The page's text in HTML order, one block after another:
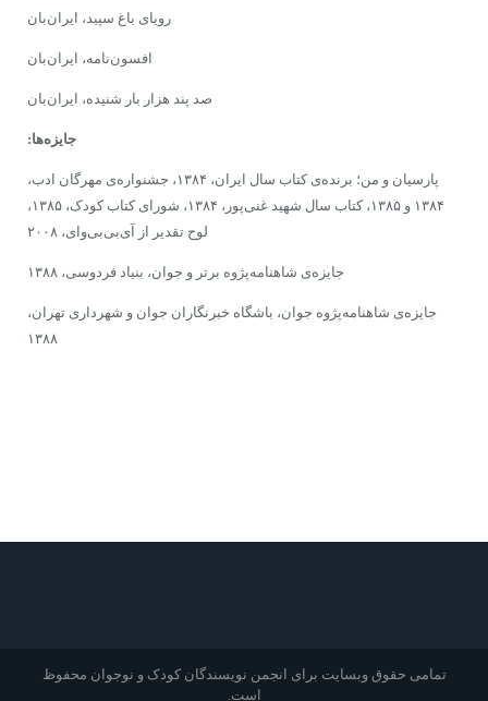
رویاى باغ سپید، ایران‌بان
افسون‌نامه، ایران‌بان
صد پند هزار بار شنیده، ایران‌بان
جایزه‌ها:
پارسیان و من؛ برنده‌ی کتاب سال ایران، ۱۳۸۴، جشنواره‌ی مهرگان ادب،
۱۳۸۴ و ۱۳۸۵، کتاب سال شهید غنی‌پور، ۱۳۸۴،‌ شورای کتاب کودک، ‌۱۳۸۵،
لوح تقدیر از آی‌بی‌بی‌وای،‌ ۲۰۰۸
جایزه‌ی شاهنامه‌پژوه برتر و جوان، بنیاد فردوسی، ۱۳۸۸
جایزه‌ی شاهنامه‌پژوه جوان، باشگاه خبرنگاران جوان و شهرداری تهران،
۱۳۸۸
تمامی حقوق وبسایت برای انجمن نویسندگان کودک و نوجوان محفوظ
است.